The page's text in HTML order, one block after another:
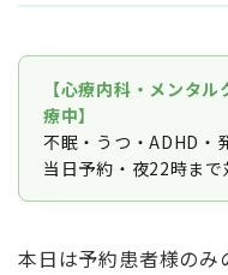
【心療内科・メンタ
療中】
不眠・うつ・ADHD・
当日予約・夜22時まで
本日は予約患者様のみ